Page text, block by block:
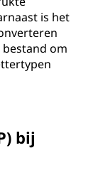
is het
om
bij